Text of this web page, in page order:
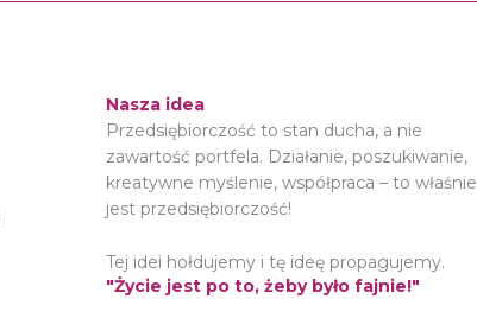
Nasza idea
Przedsiębiorczość to stan ducha, a nie
zawartość portfela. Działanie, poszukiwanie,
kreatywne myślenie, współpraca – to właśnie
jest przedsiębiorczość!
Tej idei hołdujemy i tę ideę propagujemy.
"Życie jest po to, żeby było fajnie!"